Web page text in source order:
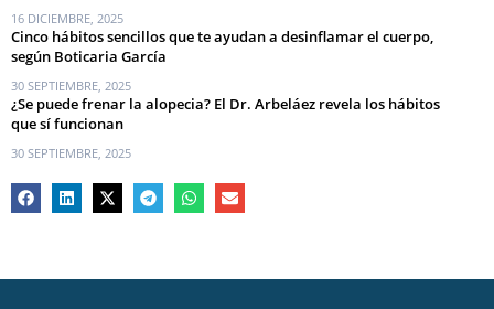
16 DICIEMBRE, 2025
Cinco hábitos sencillos que te ayudan a desinflamar el cuerpo,
según Boticaria García
30 SEPTIEMBRE, 2025
¿Se puede frenar la alopecia? El Dr. Arbeláez revela los hábitos
que sí funcionan
30 SEPTIEMBRE, 2025